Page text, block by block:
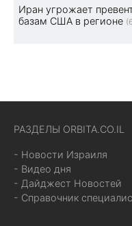
Иран угрожает
базам США в регионе
РАЗДЕЛЫ ORBITA.CO.IL
- Новости Израиля
- Видео дня
- Дайджест Новостей
- Справочник